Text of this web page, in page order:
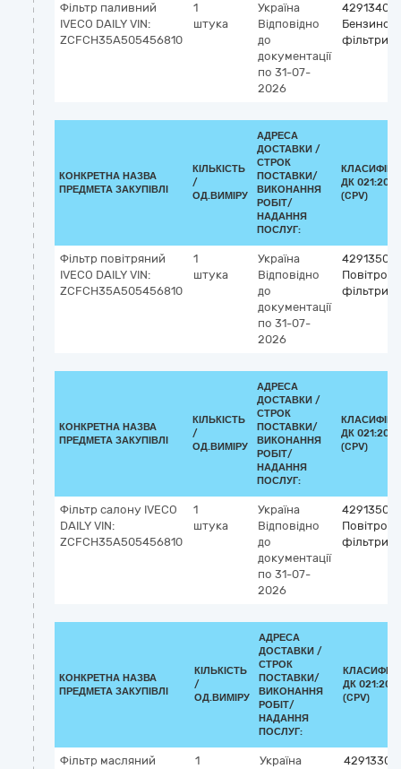
Фільтр паливний
IVECO DAILY VIN:
ZCFCH35A505456810
1
штука
Україна
Відповідно
до
документації
по 31-07-
2026
Бензинові
фільтри
КОНКРЕТНА НАЗВА
ПРЕДМЕТА ЗАКУПІВЛІ
КІЛЬКІСТЬ
/
ОД.ВИМІРУ
АДРЕСА
ДОСТАВКИ /
СТРОК
ПОСТАВКИ/
ВИКОНАННЯ
РОБІТ/
НАДАННЯ
ПОСЛУГ:
ДК 021:2015
(CPV)
Фільтр повітряний
IVECO DAILY VIN:
ZCFCH35A505456810
1
штука
Україна
Відповідно
до
документації
по 31-07-
2026
фільтри
КОНКРЕТНА НАЗВА
ПРЕДМЕТА ЗАКУПІВЛІ
КІЛЬКІСТЬ
/
ОД.ВИМІРУ
АДРЕСА
ДОСТАВКИ /
СТРОК
ПОСТАВКИ/
ВИКОНАННЯ
РОБІТ/
НАДАННЯ
ПОСЛУГ:
ДК 021:2015
(CPV)
Фільтр салону IVECO
DAILY VIN:
ZCFCH35A505456810
1
штука
Україна
Відповідно
до
документації
по 31-07-
2026
фільтри
КОНКРЕТНА НАЗВА
ПРЕДМЕТА ЗАКУПІВЛІ
КІЛЬКІСТЬ
/
ОД.ВИМІРУ
АДРЕСА
ДОСТАВКИ /
СТРОК
ПОСТАВКИ/
ВИКОНАННЯ
РОБІТ/
НАДАННЯ
ПОСЛУГ:
ДК 021:2015
(CPV)
Фільтр масляний
1
Україна